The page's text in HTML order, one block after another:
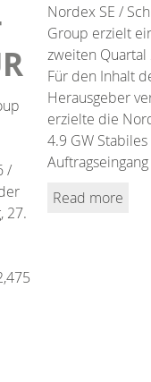
/
27.
Nordex SE /
Group erzielt
zweiten Quartal
Für den Inhalt
Herausgeber
erzielte die
4.9 GW
Read more